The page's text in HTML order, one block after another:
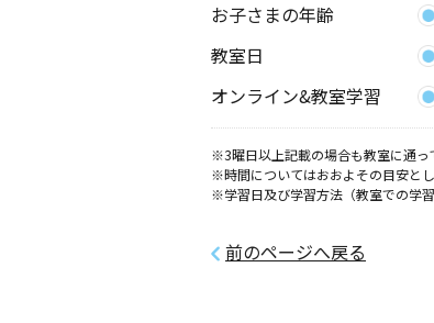
木
0歳～高校生
埼玉県さいたま市中央区八王
鈴谷南教室
月 火 水 木
お子さまの年齢
教室日
オンライン&教室学習
※3曜日以上記載の場合も教室に通っ
※時間についてはおおよその目安と
※学習日及び学習方法（教室での学
前のページへ戻る